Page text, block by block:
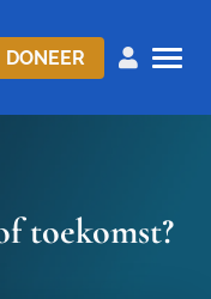
DONEER
toekomst?